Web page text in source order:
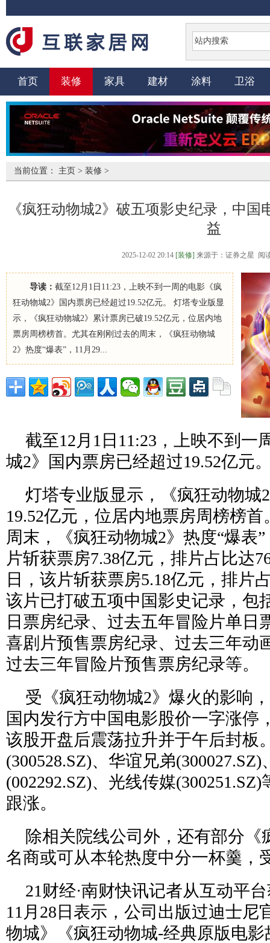
首页 装修 家具 建材 涂料 卫浴
当前位置： 主页 > 装修 >
《疯狂动物城2》破五项影史纪录，中
益
2025-12-02 20:14 [装修] 来源于：证券之星 阅
导读： 截至12月1日11:23，上映不到一周的电影《疯
狂动物城2》国内票房已经超过19.52亿元。 灯塔专业版显
示，《疯狂动物城2》累计票房已破19.52亿元，位居内地
票房周榜榜首。尤其在刚刚过去的周末，《疯狂动物城
2》热度“爆表”，11月29...
截至12月1日11:23，上映不到一
城2》国内票房已经超过19.52亿元
灯塔专业版显示，《疯狂动物城
19.52亿元，位居内地票房周榜榜
周末，《疯狂动物城2》热度“爆表
片斩获票房7.38亿元，排片占比达
日，该片斩获票房5.18亿元，排片
该片已打破五项中国影史记录，包
日票房纪录、过去五年冒险片单日
喜剧片预售票房纪录、过去三年动
过去三年冒险片预售票房纪录等。
受《疯狂动物城2》爆火的影响
国内发行方中国电影股价一字涨停
该股开盘后震荡拉升并于午后封板
(300528.SZ)、华谊兄弟
(002292.SZ)、光线传媒
跟涨。
除相关院线公司外，还有部分《
名商或可从本轮热度中分一杯羹，
21财经·南财快讯记者从互动平
11月28日表示，公司出版过迪士尼
物城》《疯狂动物城-经典原版电